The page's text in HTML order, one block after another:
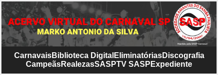
CarnavaisBiblioteca Digital EliminatóriasDiscografia
CampeãsRealezasSASPTV SASP Expediente